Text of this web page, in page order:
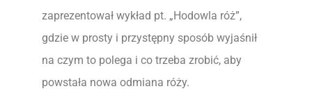
zaprezentował wykład pt. „Hodowla róż”,
gdzie w prosty i przystępny sposób wyjaśnił
na czym to polega i co trzeba zrobić, aby
powstała nowa odmiana róży.